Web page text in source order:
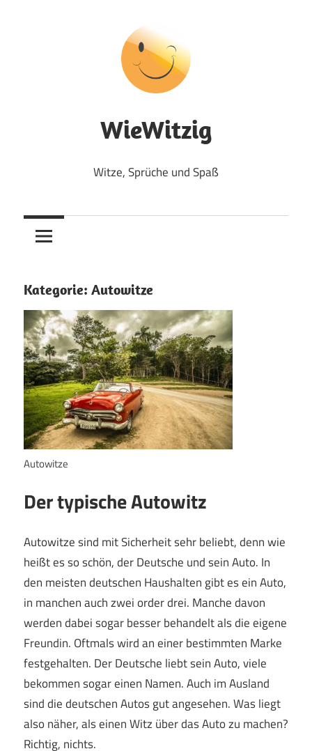
WieWitzig
Witze, Sprüche und Spaß
Kategorie: Autowitze
Autowitze
Der typische Autowitz
Autowitze sind mit Sicherheit sehr beliebt, denn wie
heißt es so schön, der Deutsche und sein Auto. In
den meisten deutschen Haushalten gibt es ein Auto,
in manchen auch zwei order drei. Manche davon
werden dabei sogar besser behandelt als die eigene
Freundin. Oftmals wird an einer bestimmten Marke
festgehalten. Der Deutsche liebt sein Auto, viele
bekommen sogar einen Namen. Auch im Ausland
sind die deutschen Autos gut angesehen. Was liegt
also näher, als einen Witz über das Auto zu machen?
Richtig, nichts.